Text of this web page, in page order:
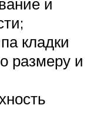
кладки
размеру и